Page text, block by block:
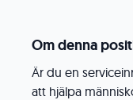
Om denna
Är du en
att hjälpa